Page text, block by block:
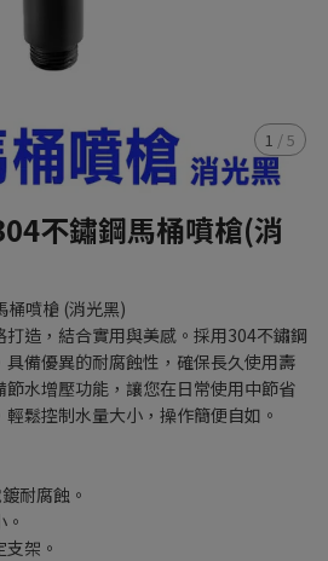
1 /5
不鏽鋼馬桶噴槍(消
桶噴槍 (消光黑)
造，結合實用與美感。採用304不鏽鋼
備優異的耐腐蝕性，確保長久使用壽
水增壓功能，讓您在日常使用中節省
鬆控制水量大小，操作簡便自如。
耐腐蝕。
架。